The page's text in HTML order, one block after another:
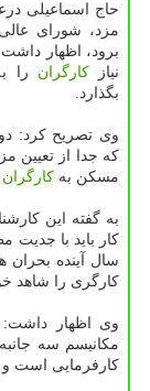
حاج اسماعیلی
مزد، شورای
برود، اظهار
نیازكارگران را
بگذارد.
وی تصریح كرد:
كه جدا از تعیین
مسكن به كارگران
به گفته این
كار باید با جدیت
سال آینده بحران
كارگری را شاهد
وی اظهار داشت:
مكانیسم سه
كارفرمایی است و